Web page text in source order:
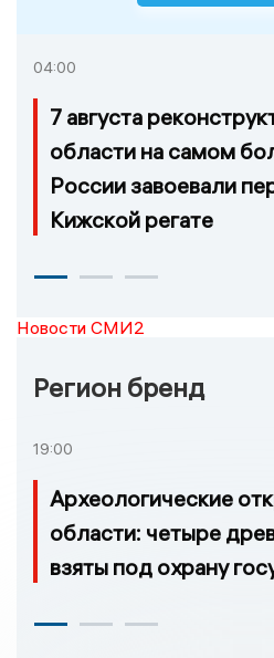
04:00
7 августа
области на самом
России завоевали
Кижской регате
Новости СМИ2
Регион бренд
19:00
Археологические
области: четыре
взяты под охрану